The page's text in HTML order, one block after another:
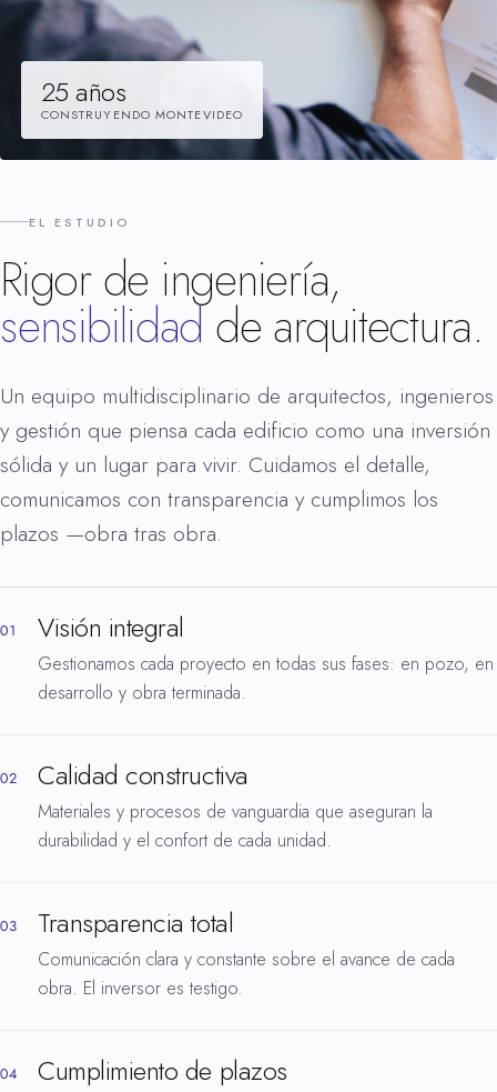
25 años
CONSTRUYENDO MONTEVIDEO
EL ESTUDIO
Rigor de ingeniería,
sensibilidadde arquitectura.
Un equipo multidisciplinario de arquitectos, ingenieros
y gestión que piensa cada edificio como una inversión
sólida y un lugar para vivir. Cuidamos el detalle,
comunicamos con transparencia y cumplimos los
plazos —obra tras obra.
01 Visión integral
Gestionamos cada proyecto en todas sus fases: en pozo, en
desarrollo y obra terminada.
02 Calidad constructiva
Materiales y procesos de vanguardia que aseguran la
durabilidad y el confort de cada unidad.
03 Transparencia total
Comunicación clara y constante sobre el avance de cada
obra. El inversor es testigo.
04 Cumplimiento de plazos